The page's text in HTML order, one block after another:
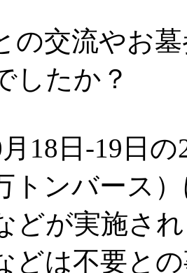
の交流やお
したか？
18日-19日の
トンバース
どが実施さ
どは不要と